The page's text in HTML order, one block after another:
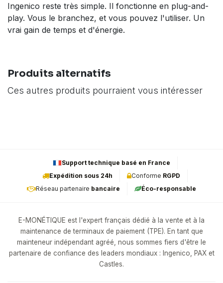
Ingenico reste très simple. Il fonctionne en plug-and-
play. Vous le branchez, et vous pouvez l'utiliser. Un
vrai gain de temps et d'énergie.
Produits alternatifs
Ces autres produits pourraient vous intéresser
Support technique basé en France
Expédition sous 24h
Conforme RGPD
Réseau partenaire bancaire Éco-responsable
E-MONÉTIQUE est l'expert français dédié à la vente et à la
maintenance de terminaux de paiement (TPE). En tant que
mainteneur indépendant agréé, nous sommes fiers d'être le
partenaire de confiance des leaders mondiaux : Ingenico, PAX et
Castles.